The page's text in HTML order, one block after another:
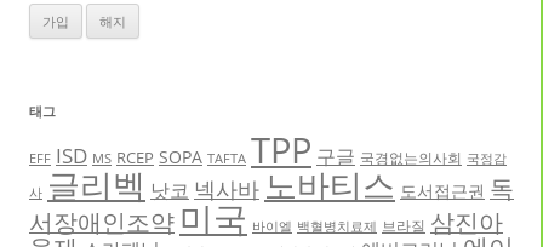
태그
EFF ISD MS RCEP SOPA TAFTA TPP 구글 국경없는의사회 국정감
사 글리벡 낫코 넥사바 노바티스 도서접근권 독
서장애인조약 미국 바이엘 백혈병치료제 브라질 삼진아